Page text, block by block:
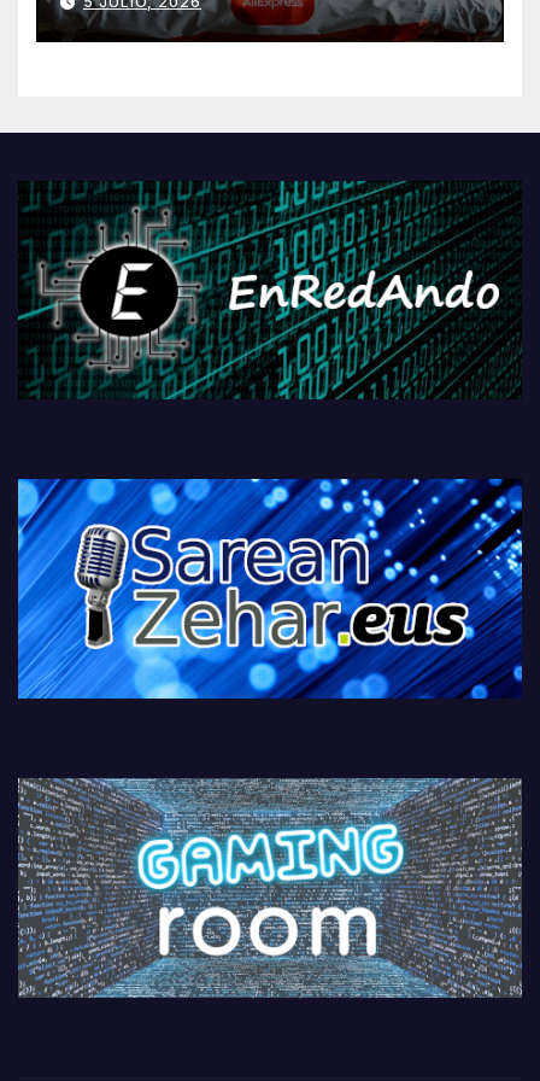
AliExpressi, AEBetako AAren
kontrola, Googleri behin
PlayStationeko bideojoko